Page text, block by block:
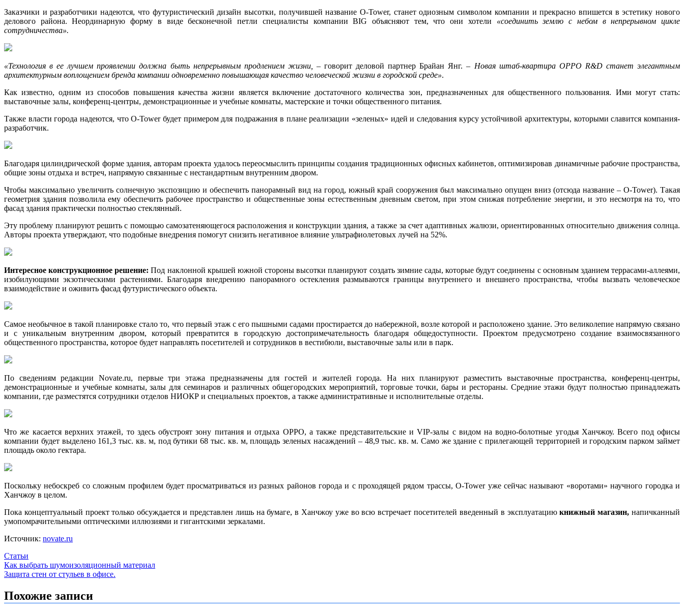
Заказчики и разработчики надеются, что футуристический дизайн высотки, получившей название O-Tower, станет одиозным символом компании и прекрасно впишется в эстетику нового
делового района. Неординарную форму в виде бесконечной петли специалисты компании BIG объясняют тем, что они хотели «соединить землю с небом в непрерывном цикле
сотрудничества».
«Технология в ее лучшем проявлении должна быть непрерывным продлением жизни, – говорит деловой партнер Брайан Янг. – Новая штаб-квартира OPPO R&D станет элегантным
архитектурным воплощением бренда компании одновременно повышающая качество человеческой жизни в городской среде».
Как известно, одним из способов повышения качества жизни является включение достаточного количества зон, предназначенных для общественного пользования. Ими могут стать:
выставочные залы, конференц-центры, демонстрационные и учебные комнаты, мастерские и точки общественного питания.
Также власти города надеются, что O-Tower будет примером для подражания в плане реализации «зеленых» идей и следования курсу устойчивой архитектуры, которыми славится компания-
разработчик.
Благодаря цилиндрической форме здания, авторам проекта удалось переосмыслить принципы создания традиционных офисных кабинетов, оптимизировав динамичные рабочие пространства,
общие зоны отдыха и встреч, напрямую связанные с нестандартным внутренним двором.
Чтобы максимально увеличить солнечную экспозицию и обеспечить панорамный вид на город, южный край сооружения был максимально опущен вниз (отсюда название – O-Tower). Такая
геометрия здания позволила ему обеспечить рабочее пространство и общественные зоны естественным дневным светом, при этом снижая потребление энергии, и это несмотря на то, что
фасад здания практически полностью стеклянный.
Эту проблему планируют решить с помощью самозатеняющегося расположения и конструкции здания, а также за счет адаптивных жалюзи, ориентированных относительно движения солнца.
Авторы проекта утверждают, что подобные внедрения помогут снизить негативное влияние ультрафиолетовых лучей на 52%.
Интересное конструкционное решение: Под наклонной крышей южной стороны высотки планируют создать зимние сады, которые будут соединены с основным зданием террасами-аллеями,
изобилующими экзотическими растениями. Благодаря внедрению панорамного остекления размываются границы внутреннего и внешнего пространства, чтобы вызвать человеческое
взаимодействие и оживить фасад футуристического объекта.
Самое необычное в такой планировке стало то, что первый этаж с его пышными садами простирается до набережной, возле которой и расположено здание. Это великолепие напрямую связано
и с уникальным внутренним двором, который превратится в городскую достопримечательность благодаря общедоступности. Проектом предусмотрено создание взаимосвязанного
общественного пространства, которое будет направлять посетителей и сотрудников в вестибюли, выставочные залы или в парк.
По сведениям редакции Novate.ru, первые три этажа предназначены для гостей и жителей города. На них планируют разместить выставочные пространства, конференц-центры,
демонстрационные и учебные комнаты, залы для семинаров и различных общегородских мероприятий, торговые точки, бары и рестораны. Средние этажи будут полностью принадлежать
компании, где разместятся сотрудники отделов НИОКР и специальных проектов, а также административные и исполнительные отделы.
Что же касается верхних этажей, то здесь обустроят зону питания и отдыха OPPO, а также представительские и VIP-залы с видом на водно-болотные угодья Ханчжоу. Всего под офисы
компании будет выделено 161,3 тыс. кв. м, под бутики 68 тыс. кв. м, площадь зеленых насаждений – 48,9 тыс. кв. м. Само же здание с прилегающей территорией и городским парком займет
площадь около гектара.
Поскольку небоскреб со сложным профилем будет просматриваться из разных районов города и с проходящей рядом трассы, O-Tower уже сейчас называют «воротами» научного городка и
Ханчжоу в целом.
Пока концептуальный проект только обсуждается и представлен лишь на бумаге, в Ханчжоу уже во всю встречает посетителей введенный в эксплуатациюкнижный магазин, напичканный
умопомрачительными оптическими иллюзиями и гигантскими зеркалами.
Источник: novate.ru
Статьи
Навигация
по
записям
Как выбрать шумоизоляционный материал
Защита стен от стульев в офисе.
Похожие записи